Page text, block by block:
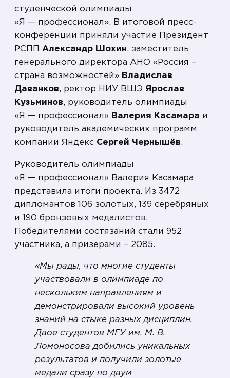
студенческой олимпиады
«Я — профессионал». В итоговой пресс-
конференции приняли участие Президент
РСПП Александр Шохин, заместитель
генерального директора АНО «Россия –
страна возможностей» Владислав
Даванков, ректор НИУ ВШЭ Ярослав
Кузьминов, руководитель олимпиады
«Я — профессионал» Валерия Касамара и
руководитель академических программ
компании Яндекс Сергей Чернышёв.
Руководитель олимпиады
«Я — профессионал» Валерия Касамара
представила итоги проекта. Из 3472
дипломантов 106 золотых, 139 серебряных
и 190 бронзовых медалистов.
Победителями состязаний стали 952
участника, а призерами – 2085.
«Мы рады, что многие студенты
участвовали в олимпиаде по
нескольким направлениям и
демонстрировали высокий уровень
знаний на стыке разных дисциплин.
Двое студентов МГУ им. М. В.
Ломоносова добились уникальных
результатов и получили золотые
медали сразу по двум